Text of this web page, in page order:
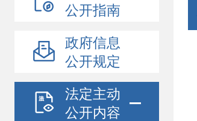
公开指南
政府信息
公开规定
法定主动
公开内容